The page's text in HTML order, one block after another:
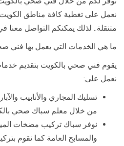
نعمل على تغطية كافة مناطق
متنقلة.. لذلك يمكنكم التواصل
ما هي الخدمات التي يعمل بها فني
يقوم فني صحي بالكويت بتقديم
نعمل على:
تسليك المجاري والأنابيب
من خلال معلم سباك صحي
نوفر سباك تركيب مضخات
والمسابح العامة كما نقوم